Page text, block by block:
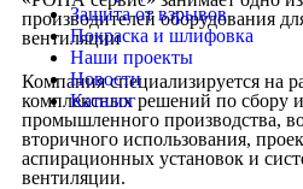
Защита от взрывов
Покраска и шлифовка
Наши проекты
Новости
Каталог
производителей оборудования
вентиляции
Компания специализируется на
комплексных решений по сбору
промышленного производства,
вторичного использования,
аспирационных установок и
вентиляции.